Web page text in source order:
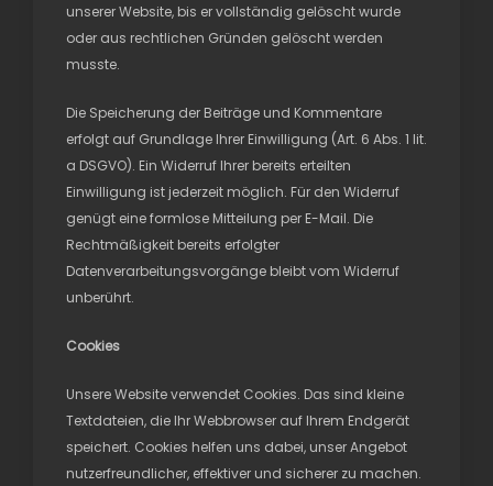
unserer Website, bis er vollständig gelöscht wurde
oder aus rechtlichen Gründen gelöscht werden
musste.
Die Speicherung der Beiträge und Kommentare
erfolgt auf Grundlage Ihrer Einwilligung (Art. 6 Abs. 1 lit.
a DSGVO). Ein Widerruf Ihrer bereits erteilten
Einwilligung ist jederzeit möglich. Für den Widerruf
genügt eine formlose Mitteilung per E-Mail. Die
Rechtmäßigkeit bereits erfolgter
Datenverarbeitungsvorgänge bleibt vom Widerruf
unberührt.
Cookies
Unsere Website verwendet Cookies. Das sind kleine
Textdateien, die Ihr Webbrowser auf Ihrem Endgerät
speichert. Cookies helfen uns dabei, unser Angebot
nutzerfreundlicher, effektiver und sicherer zu machen.